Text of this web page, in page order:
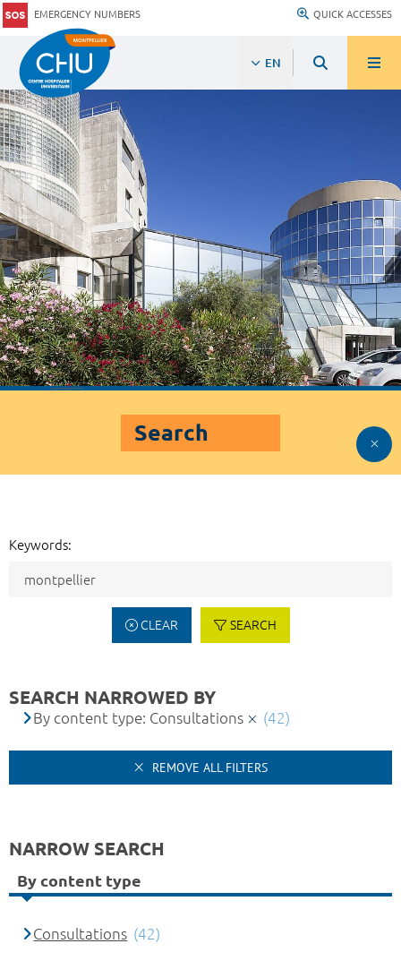
EMERGENCY NUMBERS QUICK ACCESSES
EN
Search
Keywords:
CLEAR SEARCH
SEARCH NARROWED BY
By content type: Consultations (42)
REMOVE ALL FILTERS
NARROW SEARCH
By content type
Consultations (42)